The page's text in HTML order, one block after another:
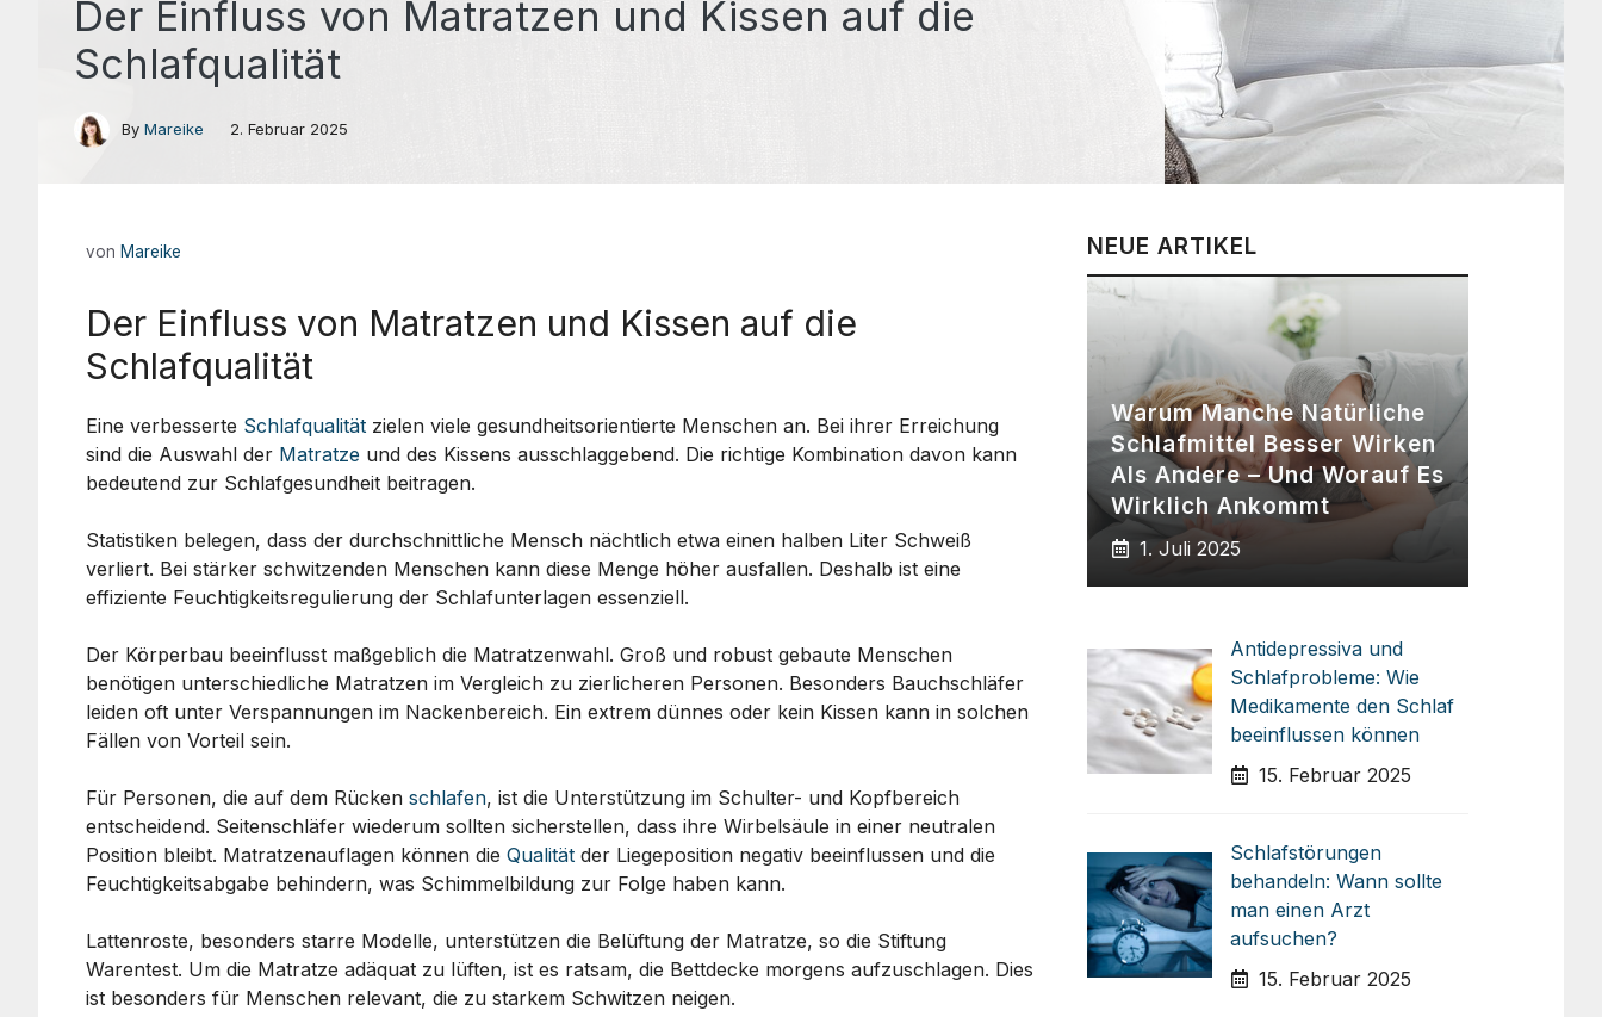
Der Einfluss von Matratzen und Kissen auf die
Schlafqualität
By Mareike 2. Februar 2025
von Mareike
Der Einfluss von Matratzen und Kissen auf die
Schlafqualität
Eine verbesserte Schlafqualität zielen viele gesundheitsorientierte Menschen an. Bei ihrer Erreichung
sind die Auswahl der Matratze und des Kissens ausschlaggebend. Die richtige Kombination davon kann
bedeutend zur Schlafgesundheit beitragen.
Statistiken belegen, dass der durchschnittliche Mensch nächtlich etwa einen halben Liter Schweiß
verliert. Bei stärker schwitzenden Menschen kann diese Menge höher ausfallen. Deshalb ist eine
effiziente Feuchtigkeitsregulierung der Schlafunterlagen essenziell.
Der Körperbau beeinflusst maßgeblich die Matratzenwahl. Groß und robust gebaute Menschen
benötigen unterschiedliche Matratzen im Vergleich zu zierlicheren Personen. Besonders Bauchschläfer
leiden oft unter Verspannungen im Nackenbereich. Ein extrem dünnes oder kein Kissen kann in solchen
Fällen von Vorteil sein.
Für Personen, die auf dem Rücken schlafen, ist die Unterstützung im Schulter- und Kopfbereich
entscheidend. Seitenschläfer wiederum sollten sicherstellen, dass ihre Wirbelsäule in einer neutralen
Position bleibt. Matratzenauflagen können die Qualität der Liegeposition negativ beeinflussen und die
Feuchtigkeitsabgabe behindern, was Schimmelbildung zur Folge haben kann.
Lattenroste, besonders starre Modelle, unterstützen die Belüftung der Matratze, so die Stiftung
Warentest. Um die Matratze adäquat zu lüften, ist es ratsam, die Bettdecke morgens aufzuschlagen. Dies
ist besonders für Menschen relevant, die zu starkem Schwitzen neigen.
NEUE ARTIKEL
Warum Manche Natürliche
Schlafmittel Besser Wirken
Als Andere – Und Worauf Es
Wirklich Ankommt
1. Juli 2025
Antidepressiva und
Schlafprobleme: Wie
Medikamente den Schlaf
beeinflussen können
15. Februar 2025
Schlafstörungen
behandeln: Wann sollte
man einen Arzt
aufsuchen?
15. Februar 2025